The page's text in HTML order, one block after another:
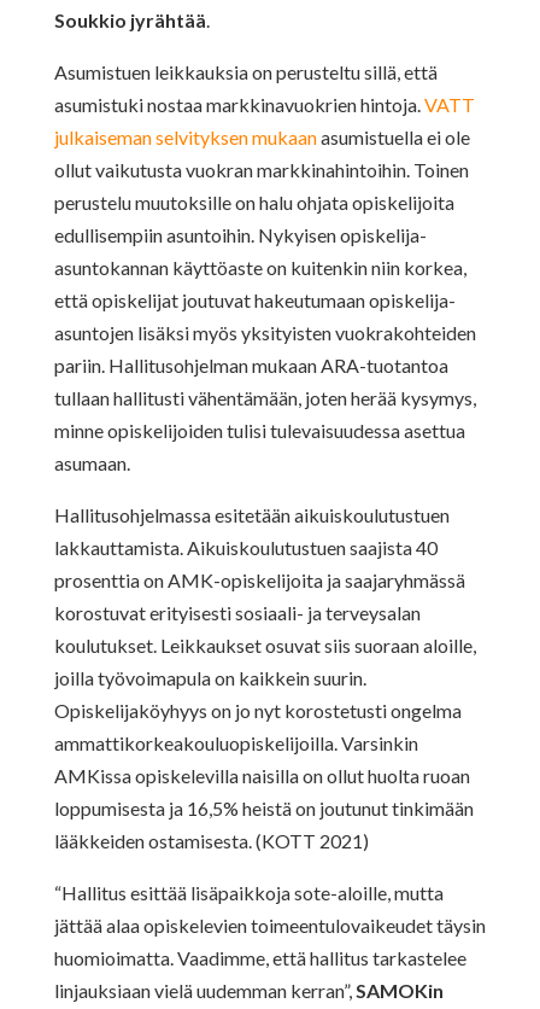
Soukkio jyrähtää.
Asumistuen leikkauksia on perusteltu sillä, että
asumistuki nostaa markkinavuokrien hintoja.VATT
julkaiseman selvityksen mukaanasumistuella ei ole
ollut vaikutusta vuokran markkinahintoihin. Toinen
perustelu muutoksille on halu ohjata opiskelijoita
edullisempiin asuntoihin. Nykyisen opiskelija-
asuntokannan käyttöaste on kuitenkin niin korkea,
että opiskelijat joutuvat hakeutumaan opiskelija-
asuntojen lisäksi myös yksityisten vuokrakohteiden
pariin. Hallitusohjelman mukaan ARA-tuotantoa
tullaan hallitusti vähentämään, joten herää kysymys,
minne opiskelijoiden tulisi tulevaisuudessa asettua
asumaan.
Hallitusohjelmassa esitetään aikuiskoulutustuen
lakkauttamista. Aikuiskoulutustuen saajista 40
prosenttia on AMK-opiskelijoita ja saajaryhmässä
korostuvat erityisesti sosiaali- ja terveysalan
koulutukset. Leikkaukset osuvat siis suoraan aloille,
joilla työvoimapula on kaikkein suurin.
Opiskelijaköyhyys on jo nyt korostetusti ongelma
ammattikorkeakouluopiskelijoilla. Varsinkin
AMKissa opiskelevilla naisilla on ollut huolta ruoan
loppumisesta ja 16,5% heistä on joutunut tinkimään
lääkkeiden ostamisesta. (KOTT 2021)
“Hallitus esittää lisäpaikkoja sote-aloille, mutta
jättää alaa opiskelevien toimeentulovaikeudet täysin
huomioimatta. Vaadimme, että hallitus tarkastelee
linjauksiaan vielä uudemman kerran”,SAMOKin